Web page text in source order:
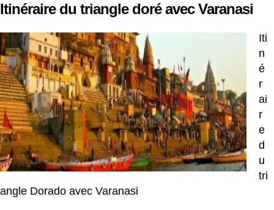
Itinéraire du triangle doré avec Varanasi
Iti
n
é
r
ai
r
e
d
u
tri
angle Dorado avec Varanasi